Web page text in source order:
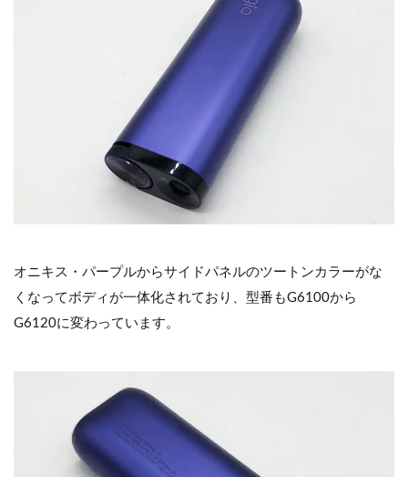
オニキス・パープルからサイドパネルのツートンカラーがな
くなってボディが一体化されており、型番もG6100から
G6120に変わっています。